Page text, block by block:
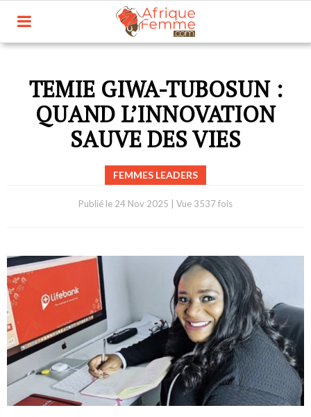
TEMIE GIWA-TUBOSUN :
QUAND L’INNOVATION
SAUVE DES VIES
FEMMES LEADERS
Publié le 24 Nov 2025 Vue 3537 fois